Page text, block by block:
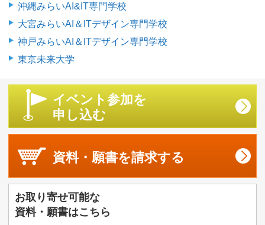
沖縄みらいAI&IT専門学校
大宮みらいAI＆ITデザイン専門学校
神戸みらいAI＆ITデザイン専門学校
東京未来大学
イベント参加を
申し込む
資料・願書を請求する
お取り寄せ可能な
資料・願書はこちら